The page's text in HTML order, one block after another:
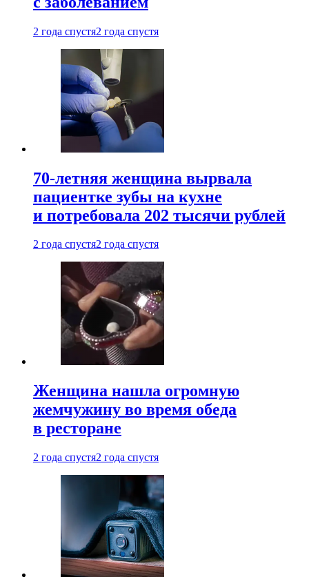
2 года спустя2 года спустя
70-летняя женщина вырвала
пациентке зубы на кухне
и потребовала 202 тысячи рублей
2 года спустя2 года спустя
Женщина нашла огромную
жемчужину во время обеда
в ресторане
2 года спустя2 года спустя